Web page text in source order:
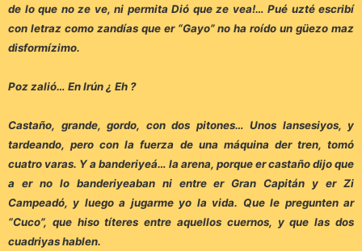
de lo que no ze ve, ni permita Dió que ze vea!… Pué uzté escribí
con letraz como zandías que er “Gayo” no ha roído un güezo maz
disformízimo.
Poz zalió… En Irún ¿ Eh ?
Castaño, grande, gordo, con dos pitones… Unos lansesiyos, y
tardeando, pero con la fuerza de una máquina der tren, tomó
cuatro varas. Y a banderiyeá… la arena, porque er castaño dijo que
a er no lo banderiyeaban ni entre er Gran Capitán y er Zi
Campeadó, y luego a jugarme yo la vida. Que le pregunten ar
“Cuco”, que hiso títeres entre aquellos cuernos, y que las dos
cuadriyas hablen.